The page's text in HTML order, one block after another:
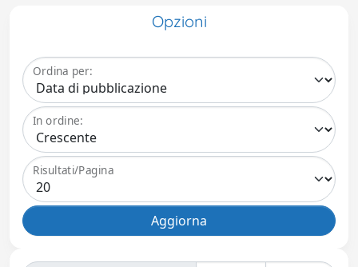
Opzioni
Ordina per:
In ordine:
Risultati/Pagina